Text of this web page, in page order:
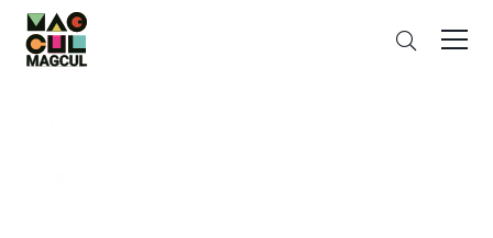
ン
テ
ン